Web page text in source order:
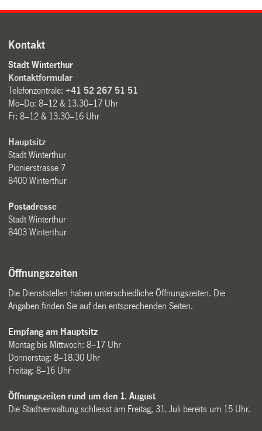
Kontakt
Stadt Winterthur
Kontaktformular
Telefonzentrale:+41 52 267 51 51
Mo–Do: 8–12 & 13.30–17 Uhr
Fr: 8–12 & 13.30–16 Uhr
Hauptsitz
Stadt Winterthur
Pionierstrasse 7
8400 Winterthur
Postadresse
Stadt Winterthur
8403 Winterthur
Öffnungszeiten
Die Dienststellen haben unterschiedliche Öffnungszeiten. Die
Angaben finden Sie auf den entsprechenden Seiten.
Empfang am Hauptsitz
Montag bis Mittwoch: 8–17 Uhr
Donnerstag: 8–18.30 Uhr
Freitag: 8–16 Uhr
Öffnungszeiten rund um den 1. August
Die Stadtverwaltung schliesst am Freitag, 31. Juli bereits um 15 Uhr.